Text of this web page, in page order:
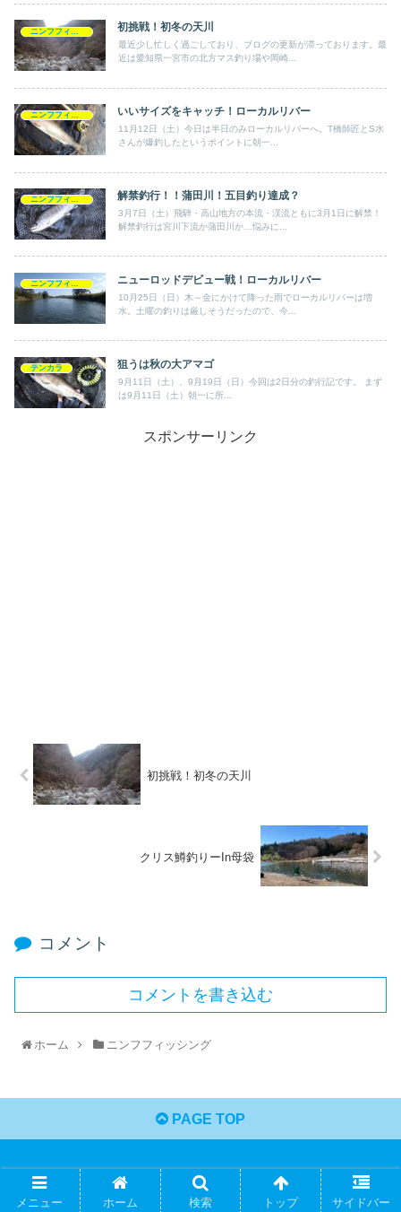
初挑戦！初冬の天川
最近少し忙しく過ごしており、ブログの更新が滞っております。最
近は愛知県一宮市の北方マス釣り場や岡崎...
ニンフフィッシング いいサイズをキャッチ！ローカルリバー
11月12日（土）今日は半日のみローカルリバーへ。T橋師匠とS水
さんが爆釣したというポイントに朝一...
ニンフフィッシング 解禁釣行！！蒲田川！五目釣り達成？
3月7日（土）飛騨・高山地方の本流・渓流ともに3月1日に解禁！
解禁釣行は宮川下流か蒲田川か…悩みに...
ニンフフィッシング ニューロッドデビュー戦！ローカルリバー
10月25日（日）木～金にかけて降った雨でローカルリバーは増
水。土曜の釣りは厳しそうだったので、今...
テンカラ 狙うは秋の大アマゴ
9月11日（土）、9月19日（日）今回は2日分の釣行記です。 まず
は9月11日（土）朝一に所...
スポンサーリンク
初挑戦！初冬の天川
クリス鱒釣りーIn母袋
コメント
コメントを書き込む
ホーム ニンフフィッシング
PAGE TOP
© 2019 Aggressive Nymphing.
メニュー ホーム 検索 トップ サイドバー